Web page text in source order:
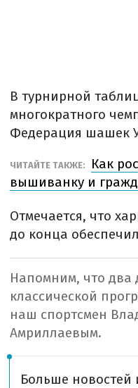
В турнирной
многократного
Федерация шашек
ЧИТАЙТЕ ТАКЖЕ:
Как
вышиванку и
Отмечается, что
до конца
Напомним, что два
классической
наш спортсмен
Амриллаевым.
Больше новостей